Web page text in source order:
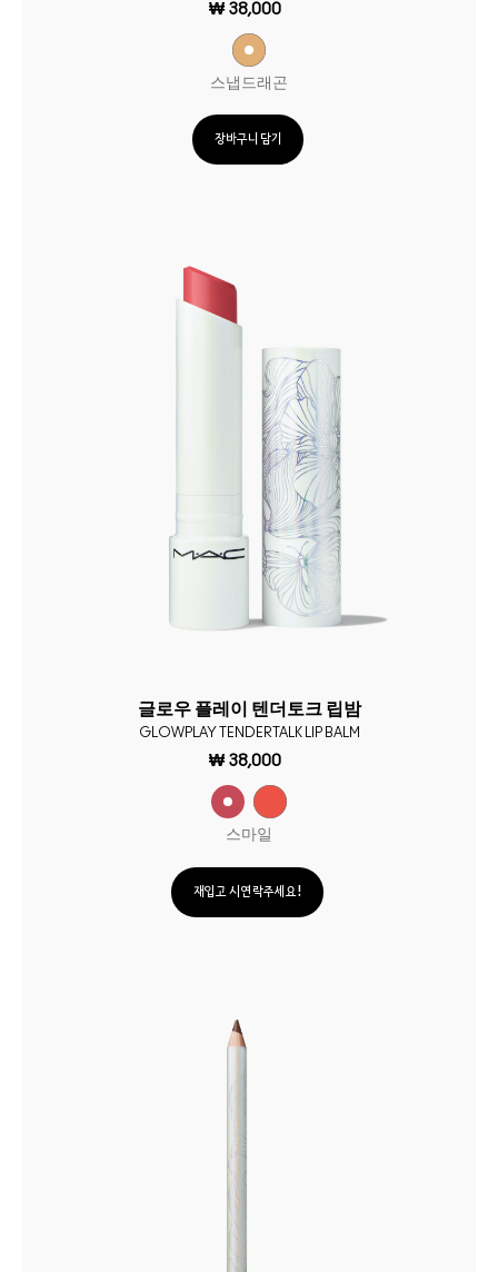
₩ 38,000
스냅드래곤
장바구니 담기
글로우 플레이 텐더토크 립밤
GLOWPLAY TENDERTALK LIP BALM
₩ 38,000
스마일
재입고 시 연락주세요!